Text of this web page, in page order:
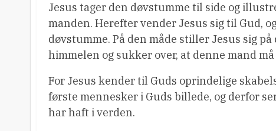
Jesus tager den døvstumme til side og
manden. Herefter vender Jesus sig til Gud,
døvstumme. På den måde stiller Jesus sig
himmelen og sukker over, at denne mand
For Jesus kender til Guds oprindelige
første mennesker i Guds billede, og derfor
har haft i verden.